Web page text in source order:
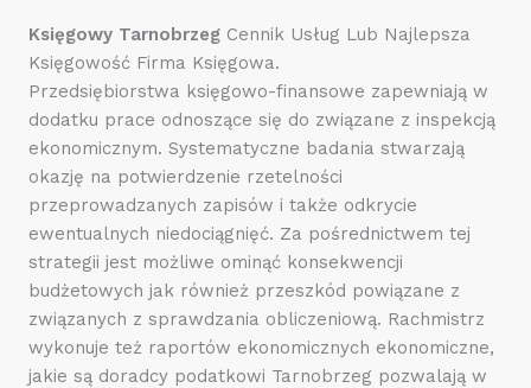
Księgowy Tarnobrzeg Cennik Usług Lub Najlepsza
Księgowość Firma Księgowa.
Przedsiębiorstwa księgowo-finansowe zapewniają w
dodatku prace odnoszące się do związane z inspekcją
ekonomicznym. Systematyczne badania stwarzają
okazję na potwierdzenie rzetelności
przeprowadzanych zapisów i także odkrycie
ewentualnych niedociągnięć. Za pośrednictwem tej
strategii jest możliwe ominąć konsekwencji
budżetowych jak również przeszkód powiązane z
związanych z sprawdzania obliczeniową. Rachmistrz
wykonuje też raportów ekonomicznych ekonomiczne,
jakie są doradcy podatkowi Tarnobrzeg pozwalają w